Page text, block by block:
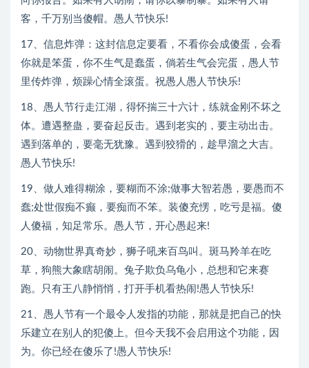
客，千万别当傻帽。愚人节快乐!
17、信息炸弹：这封信息定要看，不看你会成傻蛋，会看
你就是笨蛋，你不生气是蠢蛋，倘若生气会完蛋，愚人节
里传炸弹，烦躁心情全滚蛋。祝愚人愚人节快乐!
18、愚人节行走江湖，得怀揣三十六计，练就金刚不坏之
体。遭遇整蛊，要奋起反击。遇到老实的，要主动出击。
遇到落单的，要毫无犹豫。遇到狡猾的，趁早溜之大吉。
愚人节快乐!
19、做人难得糊涂，要糊而不涂;做事大智若愚，要愚而不
蠢;处世假痴不癫，要痴而不笨。装傻充愣，吃亏是福。傻
人傻福，知足常乐。愚人节，开心愚起来!
20、动物世界真奇妙，狮子吼来百鸟叫。斑马羚羊在吃
草，狗熊大象瞎胡闹。兔子欺负乌龟小，总想和它来赛
跑。只有王八静悄悄，打开手机看热闹!愚人节快乐!
21、愚人节有一个最令人发指的功能，那就是把自己的快
乐建立在别人的犯傻上。但今天我不会启用这个功能，因
为。你已经在傻乐了!愚人节快乐!